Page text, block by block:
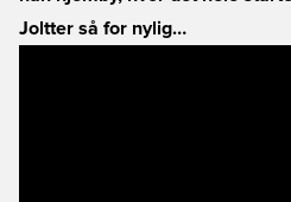
Joltter så for nylig…